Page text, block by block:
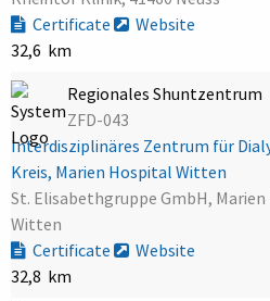
Certificate
Website
32,6 km
Regionales Shuntzentrum
ZFD-043
Interdisziplinäres Zentrum für
Kreis, Marien Hospital Witten
St. Elisabethgruppe GmbH,
Witten
Certificate
Website
32,8 km